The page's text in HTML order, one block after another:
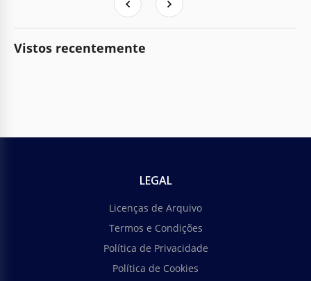
Vistos recentemente
LEGAL
Licenças de Arquivo
Termos e Condições
Política de Privacidade
Política de Cookies